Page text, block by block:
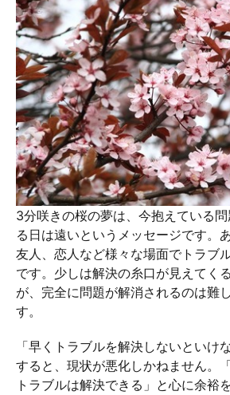
3分咲きの桜の夢は、今抱えている
る日は遠いというメッセージです。
友人、恋人など様々な場面でトラブ
です。少しは解決の糸口が見えてく
が、完全に問題が解消されるのは難
す。
「早くトラブルを解決しないといけ
すると、現状が悪化しかねません。
トラブルは解決できる」と心に余裕